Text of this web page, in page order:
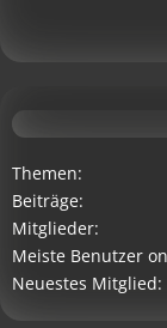
Themen
Beiträge
Mitglieder
Meiste Benutzer
Neuestes Mitglied